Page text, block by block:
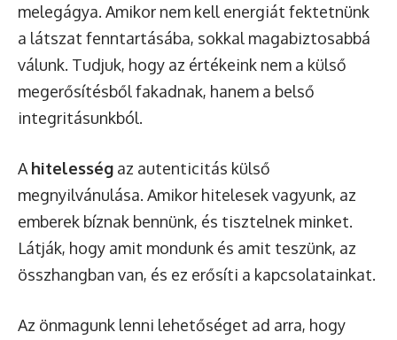
melegágya. Amikor nem kell energiát fektetnünk
a látszat fenntartásába, sokkal magabiztosabbá
válunk. Tudjuk, hogy az értékeink nem a külső
megerősítésből fakadnak, hanem a belső
integritásunkból.
A hitelesség az autenticitás külső
megnyilvánulása. Amikor hitelesek vagyunk, az
emberek bíznak bennünk, és tisztelnek minket.
Látják, hogy amit mondunk és amit teszünk, az
összhangban van, és ez erősíti a kapcsolatainkat.
Az önmagunk lenni lehetőséget ad arra, hogy